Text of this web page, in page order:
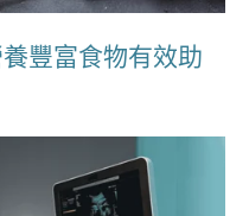
豐富食物有效助